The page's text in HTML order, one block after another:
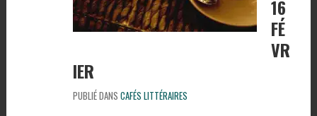
16
FÉ
VR
IER
PUBLIÉ DANS CAFÉS LITTÉRAIRES